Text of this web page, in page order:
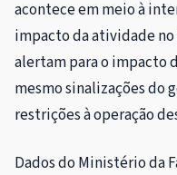
acontece em meio à
impacto da atividade
alertam para o impacto
mesmo sinalizações do
restrições à operação
Dados do Ministério da